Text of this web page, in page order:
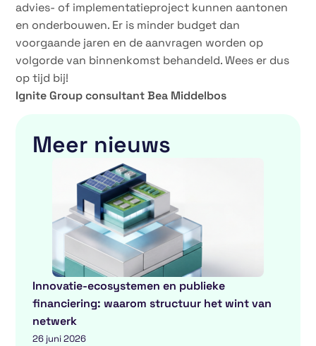
advies- of implementatieproject kunnen aantonen
en onderbouwen. Er is minder budget dan
voorgaande jaren en de aanvragen worden op
volgorde van binnenkomst behandeld. Wees er dus
op tijd bij!
Ignite Group consultant Bea Middelbos
Meer nieuws
Innovatie-ecosystemen en publieke
financiering: waarom structuur het wint van
netwerk
26 juni 2026